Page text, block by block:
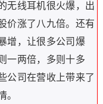
无线耳机很火爆，出
价涨了八九倍。还有
增，让很多公司爆
一两倍，多则十多
公司在营收上带来了
。